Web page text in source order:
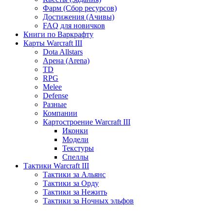
Фарм (Сбор ресурсов)
Достижения (Ачивы)
FAQ для новичков
Книги по Варкрафту
Карты Warcraft III
Dota Allstars
Арена (Arena)
TD
RPG
Melee
Defense
Разные
Компании
Картостроение Warcraft III
Иконки
Модели
Текстуры
Спеллы
Тактики Warcraft III
Тактики за Альянс
Тактики за Орду
Тактики за Нежить
Тактики за Ночных эльфов